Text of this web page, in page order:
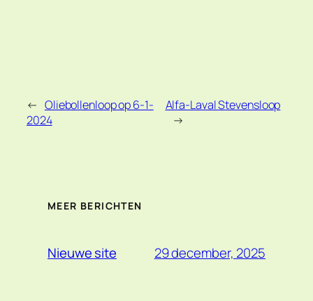
← Oliebollenloop op 6-1-
2024
Alfa-Laval Stevensloop
→
MEER BERICHTEN
Nieuwe site 29 december, 2025